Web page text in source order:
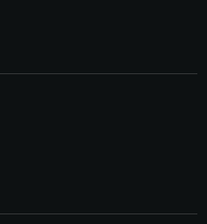
Tecnici
essere